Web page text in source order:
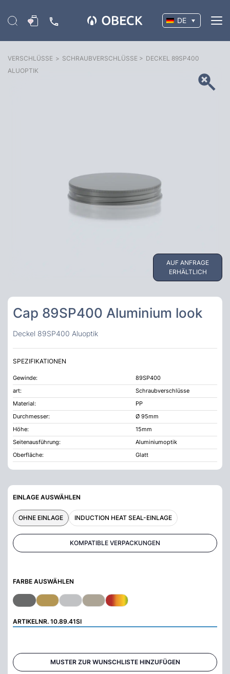
DE
VERSCHLÜSSE > SCHRAUBVERSCHLÜSSE > DECKEL 89SP400
ALUOPTIK
AUF ANFRAGE
ERHÄLTLICH
Cap 89SP400 Aluminium look
Deckel 89SP400 Aluoptik
SPEZIFIKATIONEN
Gewinde:
89SP400
art:
Schraubverschlüsse
Material:
PP
Durchmesser:
Ø 95mm
Höhe:
15mm
Seitenausführung:
Aluminiumoptik
Oberfläche:
Glatt
EINLAGE AUSWÄHLEN
OHNE EINLAGE INDUCTION HEAT SEAL-EINLAGE
KOMPATIBLE VERPACKUNGEN
FARBE AUSWÄHLEN
ARTIKELNR. 10.89.41SI
MUSTER ZUR WUNSCHLISTE HINZUFÜGEN